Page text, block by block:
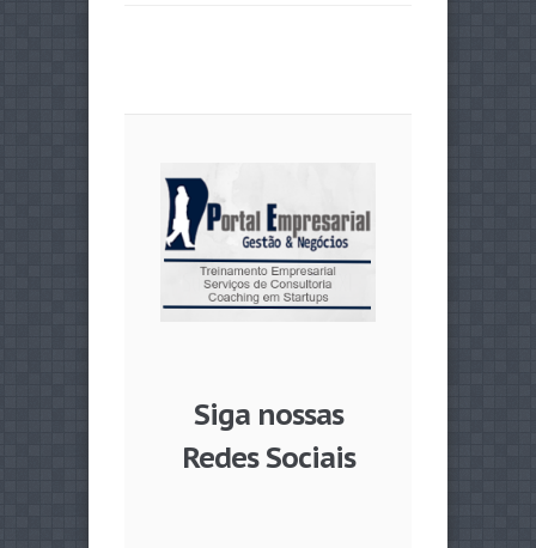
Siga nossas
Redes Sociais